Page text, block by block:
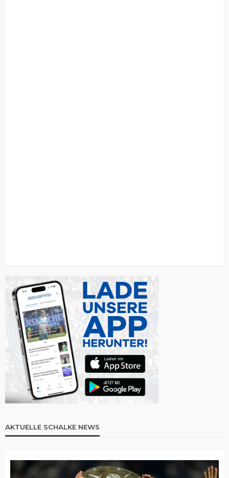
AKTUELLE SCHALKE NEWS